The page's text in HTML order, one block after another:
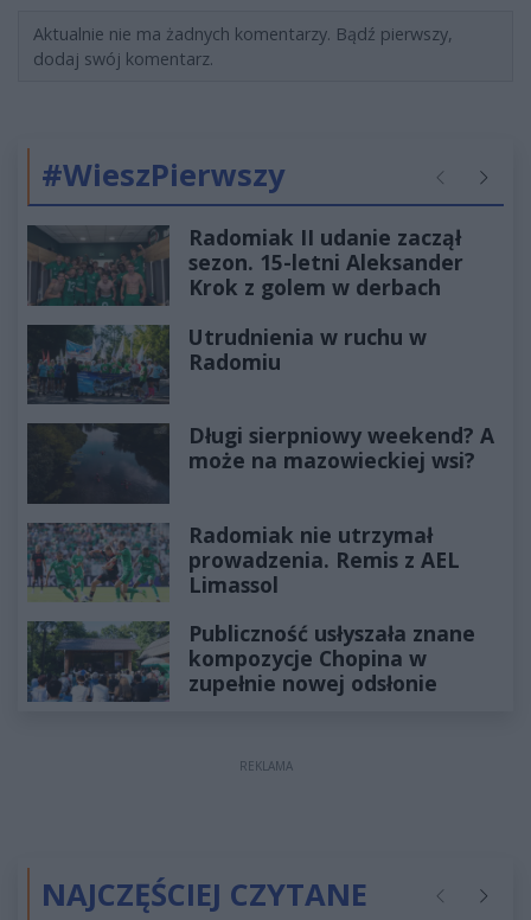
Aktualnie nie ma żadnych komentarzy. Bądź pierwszy,
dodaj swój komentarz.
#WieszPierwszy Poprzednie
Radomiak II udanie zaczął
sezon. 15-letni Aleksander
Krok z golem w derbach
Utrudnienia w ruchu w
Radomiu
Długi sierpniowy weekend? A
może na mazowieckiej wsi?
Radomiak nie utrzymał
prowadzenia. Remis z AEL
Limassol
Publiczność usłyszała znane
kompozycje Chopina w
zupełnie nowej odsłonie
REKLAMA
NAJCZĘŚCIEJ CZYTANE Poprzednie